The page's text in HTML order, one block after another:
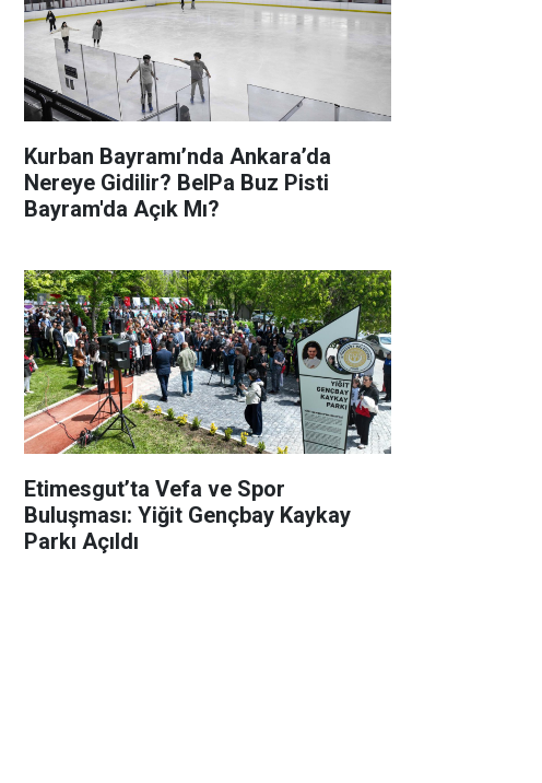
Kurban Bayramı’nda Ankara’da
Nereye Gidilir? BelPa Buz Pisti
Bayram'da Açık Mı?
Etimesgut’ta Vefa ve Spor
Buluşması: Yiğit Gençbay Kaykay
Parkı Açıldı